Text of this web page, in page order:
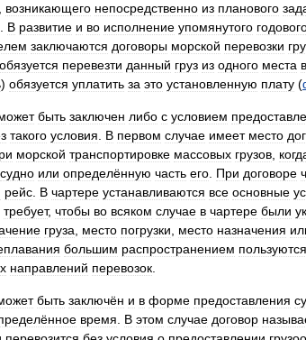
возникающего непосредственно из планового
В развитие и во исполнение упомянутого
заключаются договоры морской перевозки
обязуется перевезти данный груз из одного места в
) обязуется уплатить за это установленную плату (
быть заключен либо с условием
такого условия В первом случае имеет место
морской транспортировке массовых грузов
судно или определённую часть его При договоре
рейс В чартере устанавливаются все основные
требует, чтобы во всяком случае в чартере были
груза место погрузки место назначения
большим распространением пользуются
направлений перевозок
быть заключён и в форме предоставления
время В этом случае договор